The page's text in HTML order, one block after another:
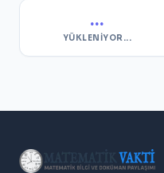
...
YÜKLENIYOR...